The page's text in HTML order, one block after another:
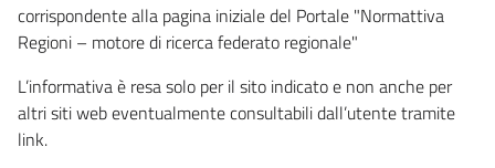
corrispondente alla pagina iniziale del Portale "Normattiva
Regioni – motore di ricerca federato regionale"
L’informativa è resa solo per il sito indicato e non anche per
altri siti web eventualmente consultabili dall’utente tramite
link.